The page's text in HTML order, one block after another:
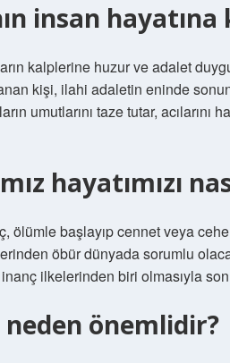
insan hayatına
kalplerine huzur ve adalet
kişi, ilahi adaletin eninde
umutlarını taze tutar, acılarını
hayatımızı
ölümle başlayıp cennet veya
öbür dünyada sorumlu
ilkelerinden biri olmasıyla
önemlidir?